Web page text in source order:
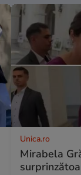
Unica.ro
Mirabela